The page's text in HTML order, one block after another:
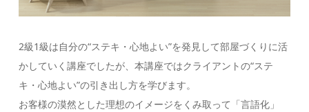
2級1級は自分の“ステキ・心地よい”を発見して部屋づくりに活
かしていく講座でしたが、本講座ではクライアントの“ステ
キ・心地よい”の引き出し方を学びます。
お客様の漠然とした理想のイメージをくみ取って「言語化」